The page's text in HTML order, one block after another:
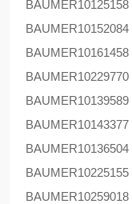
BAUMER
BAUMER
BAUMER
BAUMER10229770
BAUMER
BAUMER
BAUMER
BAUMER10225155
BAUMER